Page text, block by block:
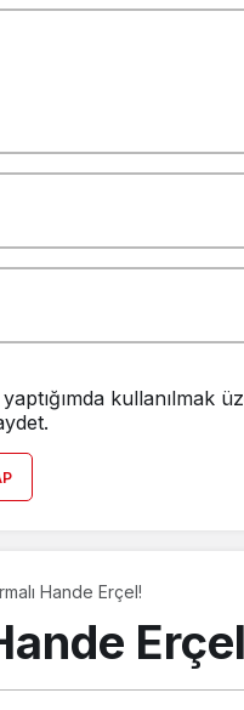
kullanılmak
Hande Erçel!